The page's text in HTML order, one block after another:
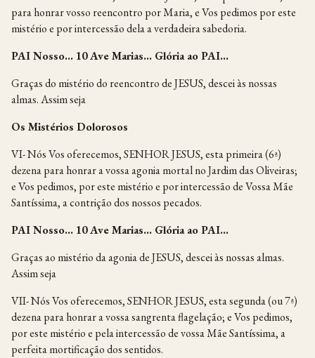
para honrar vosso reencontro por Maria, e Vos pedimos por este
mistério e por intercessão dela a verdadeira sabedoria.
PAI Nosso… 10 Ave Marias… Glória ao PAI…
Graças do mistério do reencontro de JESUS, descei às nossas
almas. Assim seja
Os Mistérios Dolorosos
VI- Nós Vos oferecemos, SENHOR JESUS, esta primeira (6ª)
dezena para honrar a vossa agonia mortal no Jardim das Oliveiras;
e Vos pedimos, por este mistério e por intercessão de Vossa Mãe
Santíssima, a contrição dos nossos pecados.
PAI Nosso… 10 Ave Marias… Glória ao PAI…
Graças ao mistério da agonia de JESUS, descei às nossas almas.
Assim seja
VII- Nós Vos oferecemos, SENHOR JESUS, esta segunda (ou 7ª)
dezena para honrar a vossa sangrenta flagelação; e Vos pedimos,
por este mistério e pela intercessão de vossa Mãe Santíssima, a
perfeita mortificação dos sentidos.